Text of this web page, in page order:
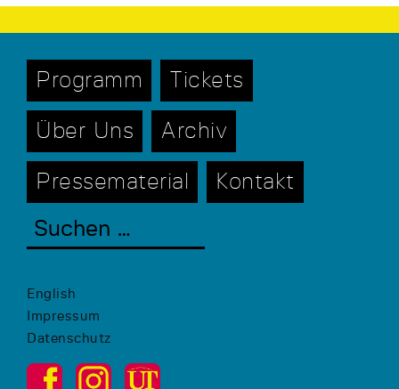
Programm Tickets
Über Uns Archiv
Pressematerial Kontakt
English
Impressum
Datenschutz